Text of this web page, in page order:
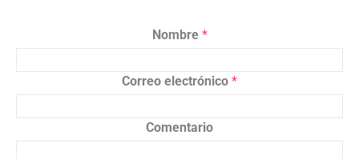
Nombre *
Correo electrónico *
Comentario